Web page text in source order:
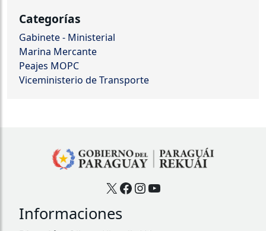
Categorías
Gabinete - Ministerial
Marina Mercante
Peajes MOPC
Viceministerio de Transporte
X Facebook
Instagram
YouTube
Informaciones